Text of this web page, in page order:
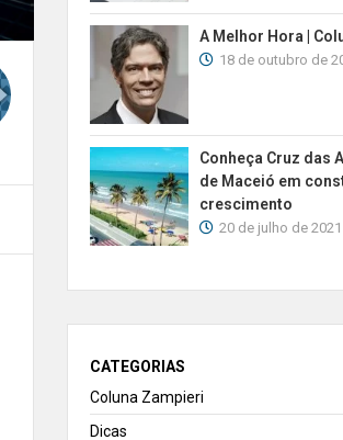
A Melhor Hora |
18 de outubro de
Conheça Cruz das
de Maceió em
crescimento
20 de julho de 2021
CATEGORIAS
Coluna Zampieri
Dicas